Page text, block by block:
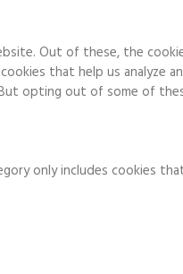
Out of these, the
that help us analyze
opting out of some of
only includes cookies